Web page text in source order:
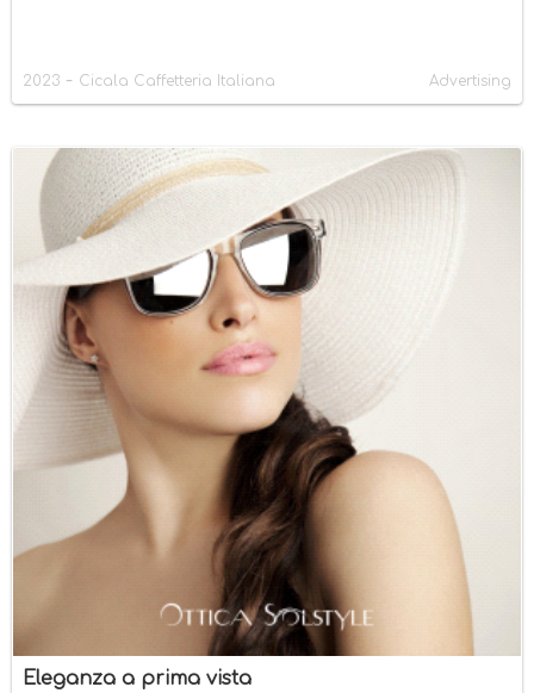
2023 - Cicala Caffetteria Italiana Advertising
Eleganza a prima vista